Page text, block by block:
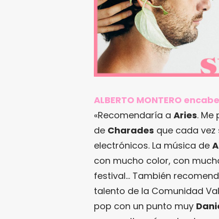
ALBERTO MONTERO
«Recomendaría a Aries.
de Charades que cada
electrónicos. La música de
con mucho color, con
festival… También
talento de la Comunidad
pop con un punto muy